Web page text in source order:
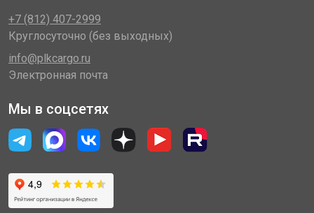
+7 (812) 407-2999
Круглосуточно (без выходных)
info@plkcargo.ru
Электронная почта
Мы в соцсетях